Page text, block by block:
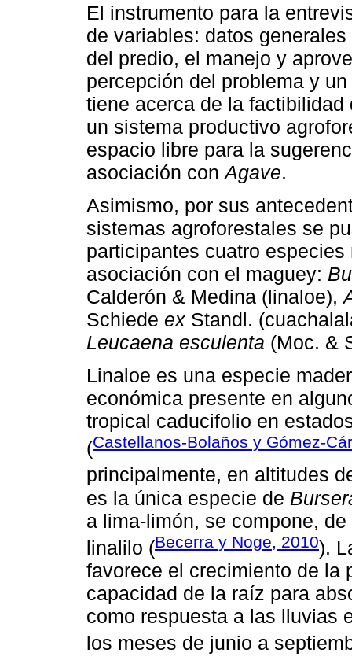
El instrumento para la
de variables: datos
del predio, el manejo y
percepción del problema y
tiene acerca de la
un sistema productivo
espacio libre para la
asociación conAgave.
Asimismo, por sus
sistemas agroforestales se
participantes cuatro
asociación con el maguey:
Calderón & Medina (linaloe),
Schiede ex Standl.
Leucaena esculenta (Moc. &
Linaloe es una especie
económica presente en
tropical caducifolio en
(Castellanos-Bolaños y Gómez-
principalmente, en altitudes
es la única especie de
a lima-limón, se compone,
linalilo (Becerra y Noge, 2010).
favorece el crecimiento de la
capacidad de la raíz para
como respuesta a las lluvias
los meses de junio a